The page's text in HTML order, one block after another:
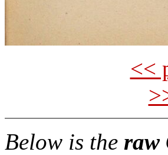
<<
Below is the raw